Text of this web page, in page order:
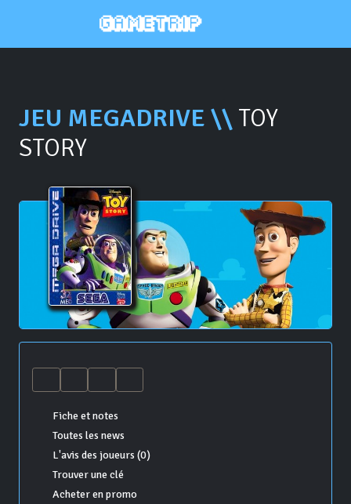
JEU MEGADRIVE \\ TOY
STORY
Fiche et notes
Toutes les news
L'avis des joueurs (0)
Trouver une clé
Acheter en promo